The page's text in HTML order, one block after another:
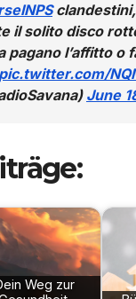
il solito disco
pagano l’affitto
June
Weg zur